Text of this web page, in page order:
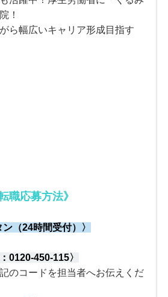
！
ら幅広いキャリア形成目指す
職応募方法》
（24時間受付）〉
0120-450-115〉
のコードを担当者へお伝えくだ